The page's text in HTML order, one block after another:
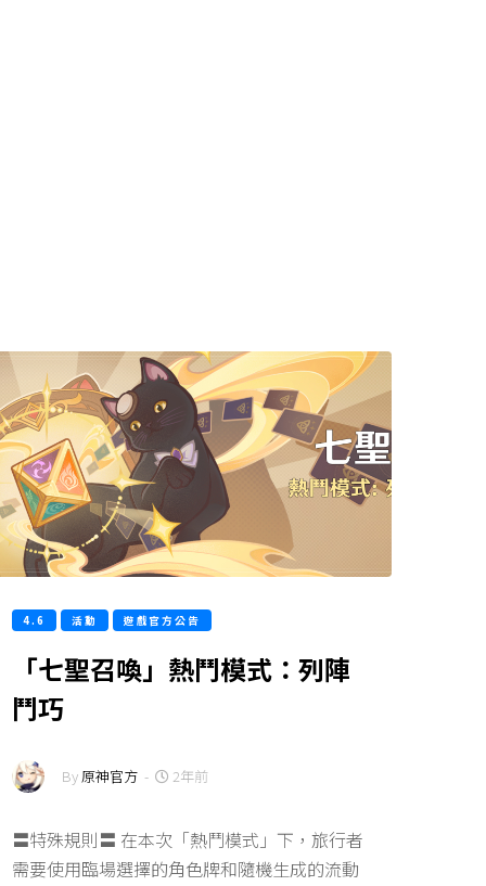
4.6 活動 遊戲官方公告
「七聖召喚」熱鬥模式：列陣
鬥巧
By原神官方 - 2年前
〓特殊規則〓 在本次「熱鬥模式」下，旅行者
需要使用臨場選擇的角色牌和隨機生成的流動